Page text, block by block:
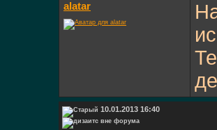
alatar
10.01.2013 16:40